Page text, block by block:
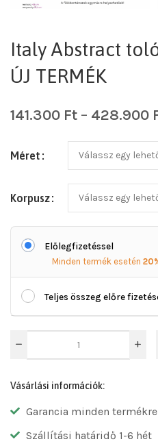
Italy Abstract
ÚJ TERMÉK
141.300 Ft – 428.900
Méret
Korpusz
Előlegfizetéssel
Minden termék esetén
Teljes összeg előre
Vásárlási információk:
Garancia minden termékre
Szállítási határidő 1-6 hét